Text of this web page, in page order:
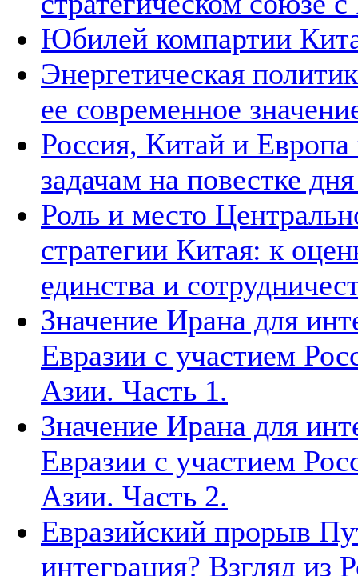
Юбилей компартии
Энергетическая
ее современное
Россия, Китай и
задачам на повестке
Роль и место
стратегии Китая: к
единства и
Значение Ирана для
Евразии с участием
Азии. Часть 1.
Значение Ирана для
Евразии с участием
Азии. Часть 2.
Евразийский прорыв
интеграция? Взгляд из